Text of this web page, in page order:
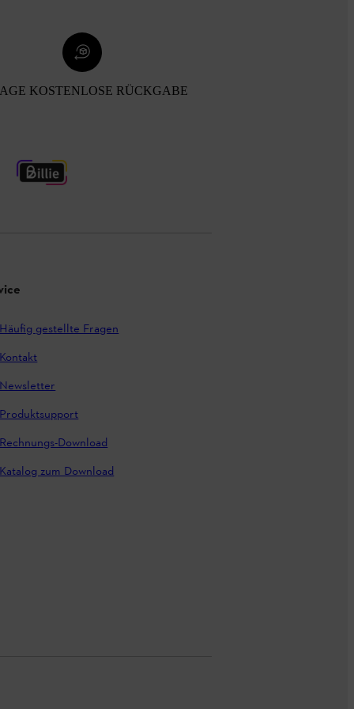
KOSTENLOSE RÜCKGABE
Häufig gestellte Fragen
Kontakt
Newsletter
Produktsupport
Rechnungs-Download
Katalog zum Download